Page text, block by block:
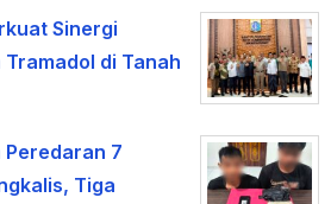
Sinergi
di Tanah
Peredaran 7
Tiga